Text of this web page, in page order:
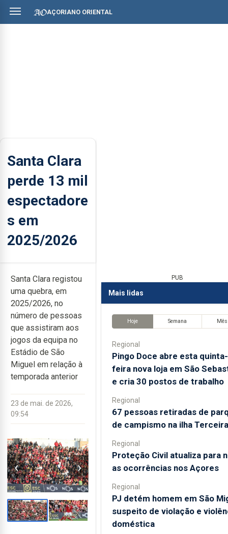
AÇORIANO ORIENTAL
Santa Clara
perde 13 mil
espectadore
s em
2025/2026
Santa Clara registou
uma quebra, em
2025/2026, no
número de pessoas
que assistiram aos
jogos da equipa no
Estádio de São
Miguel em relação à
temporada anterior
23 de mai. de 2026,
09:54
‹ ›
PUB
Mais lidas
Hoje Semana Mês
Regional
Pingo Doce abre esta quinta-
feira nova loja em São
e cria 30 postos de trabalho
Regional
67 pessoas retiradas de
de campismo na ilha Terceira
Regional
Proteção Civil atualiza para
as ocorrências nos Açores
Regional
PJ detém homem em São
suspeito de violação e
doméstica